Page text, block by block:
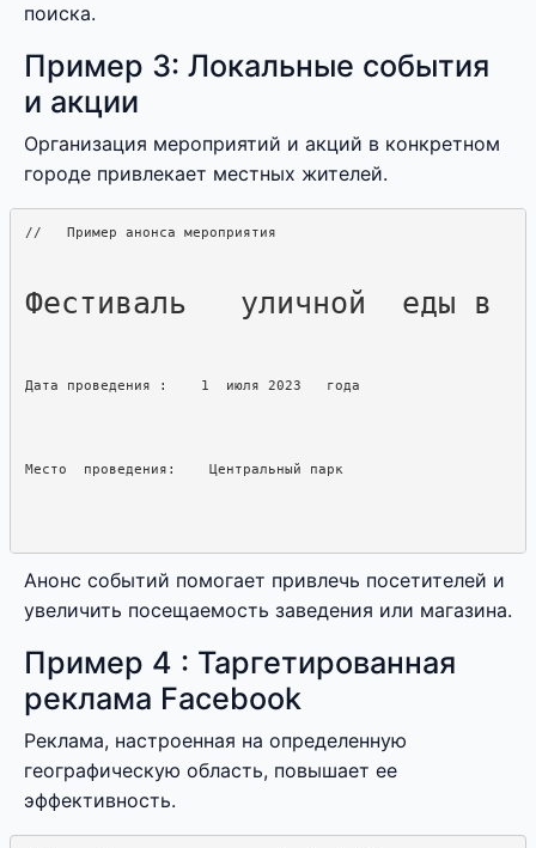
поиска.
Пример 3: Локальные события
и акции
Организация мероприятий и акций в конкретном
городе привлекает местных жителей.
Фестиваль   уличной  еды в
Дата проведения :    1  июля 2023   года
Место  проведения:    Центральный парк
Анонс событий помогает привлечь посетителей и
увеличить посещаемость заведения или магазина.
Пример 4 : Таргетированная
реклама Facebook
Реклама, настроенная на определенную
географическую область, повышает ее
эффективность.